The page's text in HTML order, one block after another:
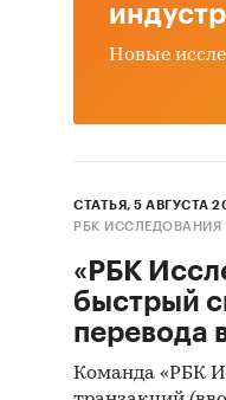
Новые
СТАТЬЯ, 5 АВГУСТА
РБК ИССЛЕДОВАНИЯ
«РБК
быстрый
перевода
Команда «РБК